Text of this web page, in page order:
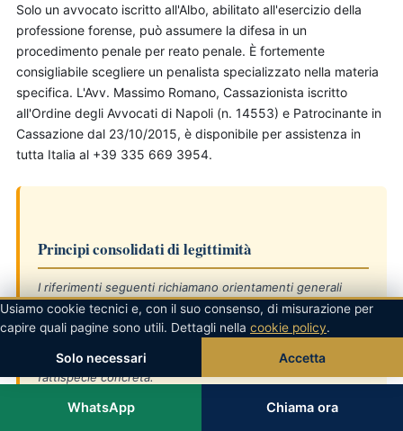
Solo un avvocato iscritto all'Albo, abilitato all'esercizio della
professione forense, può assumere la difesa in un
procedimento penale per reato penale. È fortemente
consigliabile scegliere un penalista specializzato nella materia
specifica. L'Avv. Massimo Romano, Cassazionista iscritto
all'Ordine degli Avvocati di Napoli (n. 14553) e Patrocinante in
Cassazione dal 23/10/2015, è disponibile per assistenza in
tutta Italia al +39 335 669 3954.
Principi consolidati di legittimità
I riferimenti seguenti richiamano orientamenti generali
della giurisprudenza di legittimità. Per la verifica puntuale
dei singoli precedenti su un caso specifico, è sempre
opportuno consultare un avvocato penalista che possa
analizzare le sentenze più recenti applicabili alla
fattispecie concreta.
Sul tema, laCass. pen., Sez. Un.
ha più volte ribadito
WhatsApp Chiama ora
Usiamo cookie tecnici e, con il suo consenso, di misurazione per
capire quali pagine sono utili. Dettagli nella cookie policy.
Solo necessari Accetta